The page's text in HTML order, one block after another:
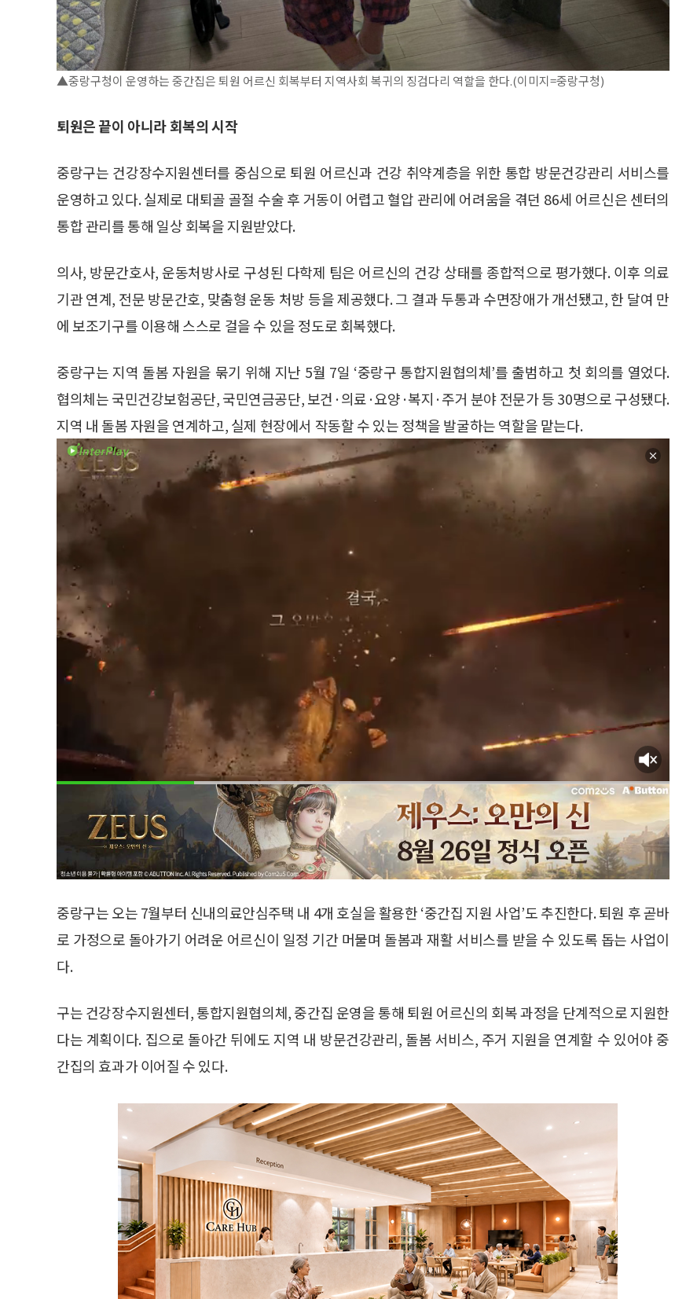
▲중랑구청이 운영하는 중간집은 퇴원 어르신 회복부터 지역사회 복귀의 징검다리 역할을 한다.(이미지=중랑구청)
퇴원은 끝이 아니라 회복의 시작
중랑구는 건강장수지원센터를 중심으로 퇴원 어르신과 건강 취약계층을 위한 통합 방문건강관리 서비스를
운영하고 있다. 실제로 대퇴골 골절 수술 후 거동이 어렵고 혈압 관리에 어려움을 겪던 86세 어르신은 센터의
통합 관리를 통해 일상 회복을 지원받았다.
의사, 방문간호사, 운동처방사로 구성된 다학제 팀은 어르신의 건강 상태를 종합적으로 평가했다. 이후 의료
기관 연계, 전문 방문간호, 맞춤형 운동 처방 등을 제공했다. 그 결과 두통과 수면장애가 개선됐고, 한 달여 만
에 보조기구를 이용해 스스로 걸을 수 있을 정도로 회복했다.
중랑구는 지역 돌봄 자원을 묶기 위해 지난 5월 7일 ‘중랑구 통합지원협의체’를 출범하고 첫 회의를 열었다.
협의체는 국민건강보험공단, 국민연금공단, 보건·의료·요양·복지·주거 분야 전문가 등 30명으로 구성됐다.
지역 내 돌봄 자원을 연계하고, 실제 현장에서 작동할 수 있는 정책을 발굴하는 역할을 맡는다.
중랑구는 오는 7월부터 신내의료안심주택 내 4개 호실을 활용한 ‘중간집 지원 사업’도 추진한다. 퇴원 후 곧바
로 가정으로 돌아가기 어려운 어르신이 일정 기간 머물며 돌봄과 재활 서비스를 받을 수 있도록 돕는 사업이
다.
구는 건강장수지원센터, 통합지원협의체, 중간집 운영을 통해 퇴원 어르신의 회복 과정을 단계적으로 지원한
다는 계획이다. 집으로 돌아간 뒤에도 지역 내 방문건강관리, 돌봄 서비스, 주거 지원을 연계할 수 있어야 중
간집의 효과가 이어질 수 있다.